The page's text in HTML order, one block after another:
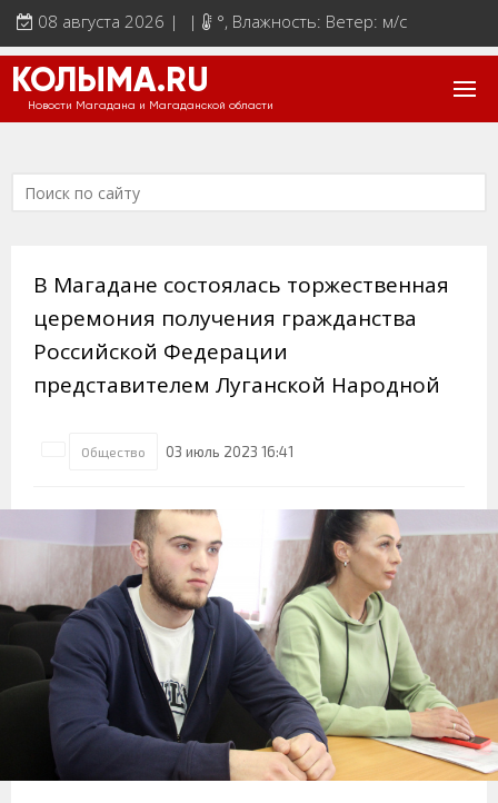
08 августа 2026 | | °, Влажность: Ветер: м/с
КОЛЫМА.RU
Новости Магадана и Магаданской области
В Магадане состоялась торжественная
церемония получения гражданства
Российской Федерации
представителем Луганской Народной
Общество 03 июль 2023 16:41